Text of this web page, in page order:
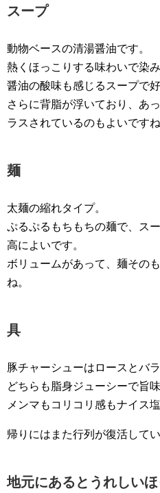
スープ
動物ベースの清湯醤油です。
熱くほっこりする味わいで染み
醤油の酸味も感じるスープで
さらに背脂が浮いており、あ
ラスされているのもよいですね
麺
太麺の縮れタイプ。
ぷるぷるもちもちの麺で、ス
高によいです。
ボリュームがあって、麺その
ね。
具
豚チャーシューはロースとバ
どちらも脂身ジューシーで旨
メンマもコリコリ感もナイス
帰りにはまた行列が復活してい
地元にあるとうれしい